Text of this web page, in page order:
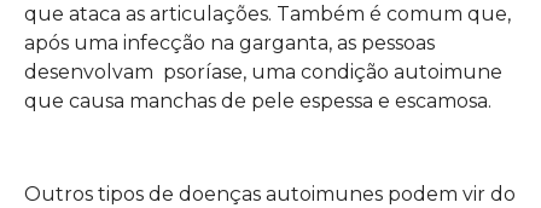
que ataca as articulações. Também é comum que,
após uma infecção na garganta, as pessoas
desenvolvam psoríase, uma condição autoimune
que causa manchas de pele espessa e escamosa.
Outros tipos de doenças autoimunes podem vir do